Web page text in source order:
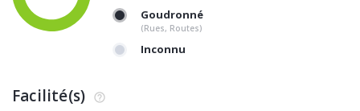
Goudronné
(Rues, Routes)
Inconnu
Facilité(s)